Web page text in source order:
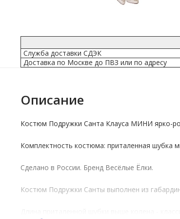
Служба доставки СДЭК
Доставка по Москве до ПВЗ или по адресу
Описание
Костюм Подружки Санта Клауса МИНИ ярко-
Комплектность костюма: приталенная шубка
Сделано в России. Бренд Весёлые Ёлки.
Костюм Подружки Санты выполнен из